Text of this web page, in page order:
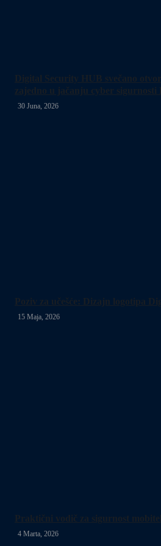
Digital Security HUB svečano
zajedno u jačanju cyber sigurnosti
30 Juna, 2026
Poziv za učešće: Dizajn logotipa
15 Maja, 2026
Praktični vodič za sigurnost
4 Marta, 2026